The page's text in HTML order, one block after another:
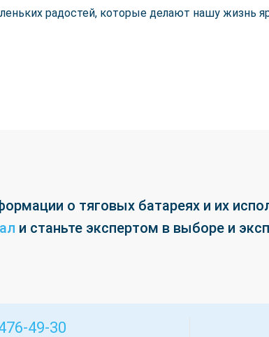
радостей, которые делают нашу жизнь
о тяговых батареях и их
и станьте экспертом в выборе и
49-30